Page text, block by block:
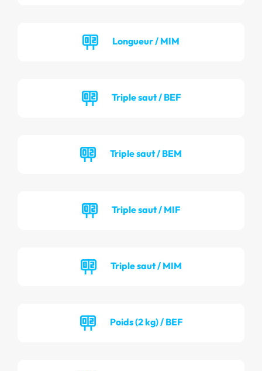
Longueur / MIM
Triple saut / BEF
Triple saut / BEM
Triple saut / MIF
Triple saut / MIM
Poids (2 kg) / BEF